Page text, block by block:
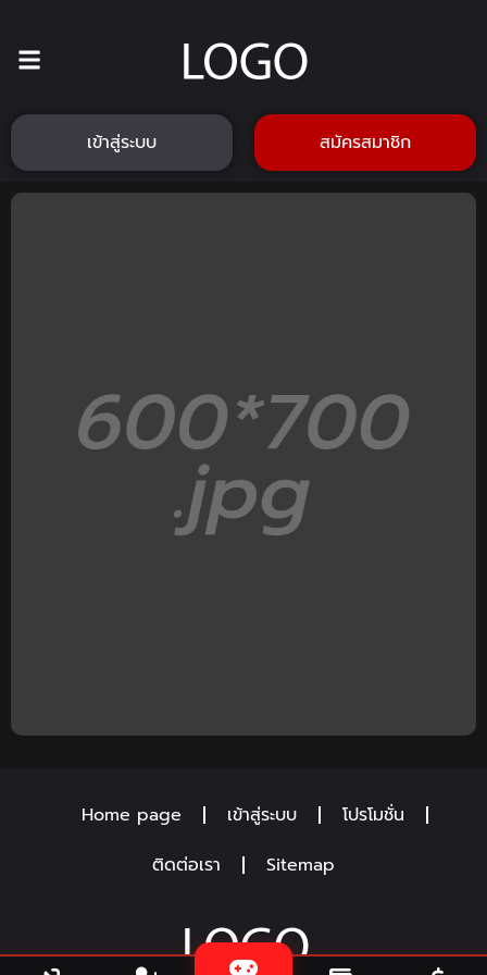
เข้าสู่ระบบ สมัครสมาชิก
Home page เข้าสู่ระบบ
โปรโมชั่น
ติดต่อเรา
Sitemap